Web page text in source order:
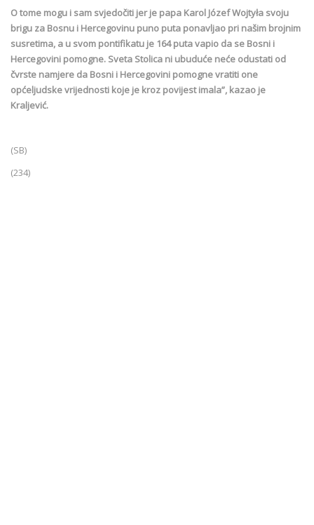
O tome mogu i sam svjedočiti jer je papa Karol Józef Wojtyła svoju
brigu za Bosnu i Hercegovinu puno puta ponavljao pri našim brojnim
susretima, a u svom pontifikatu je 164 puta vapio da se Bosni i
Hercegovini pomogne. Sveta Stolica ni ubuduće neće odustati od
čvrste namjere da Bosni i Hercegovini pomogne vratiti one
općeljudske vrijednosti koje je kroz povijest imala”, kazao je
Kraljević.
(SB)
(234)